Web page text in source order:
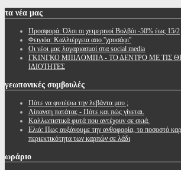
τα νέα μας
Προσφορά: Όλοι οι χειμερινοί Βολβόι -50% έως 15/2
Φειγιόα: Καλλιέργεια απο ''χρυσάφι''
Oι νέοι μας λογαριασμοί στα social media
ΓΚΙΝΓΚΟ ΜΠΙΛΟΜΠΑ - ΤΟ ΔΕΝΤΡΟ ΜΕ ΤΙΣ
ΙΔΙΟΤΗΤΕΣ
γεωπονικές συμβουλές
Πότε να φυτέψω την λεβάντα μου ;
Λίπανση πατάτας - Πότε και πώς γίνεται.
Καλλωπιστικά φυτά που αντέχουν σε σκιά.
Ελιά: Πως αυξάνουμε την ανθοφορία, το ποσοστό
περιεκτικότητα των καρπών σε λάδι
ωράριο